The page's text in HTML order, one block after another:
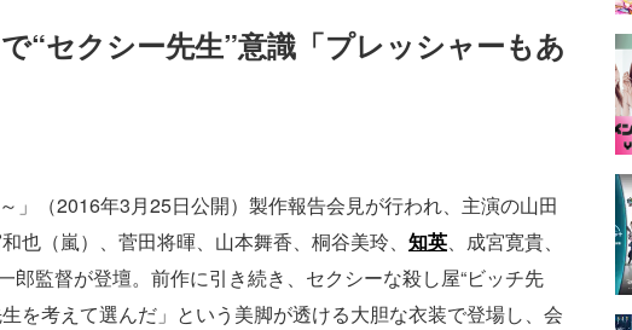
“セクシー先生”意識「プレッシャーもあ
」（2016年3月25日公開）製作報告会見が行われ、主演の山田
也（嵐）、菅田将暉、山本舞香、桐谷美玲、 知英、成宮寛貴、
郎監督が登壇。前作に引き続き、セクシーな殺し屋“ビッチ先
を考えて選んだ」という美脚が透ける大胆な衣装で登場し、会